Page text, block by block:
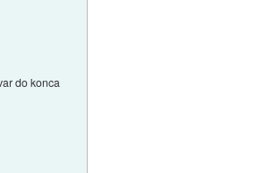
do konca